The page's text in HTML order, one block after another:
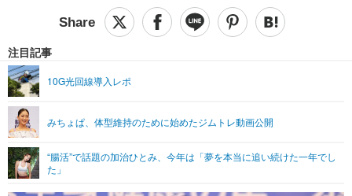
ショッピング その他
エンタメTOP 映画・ドラマ
グラビア ブログ
ショッピング その他
ライフTOP
リリース一覧
プッシュ通知の停止方法
注目記事
10G光回線導入レポ
みちょぱ、体型維持のために始めたジムトレ動画公開
“腸活”で話題の加治ひとみ、今年は「夢を本当に追い続けた一年でし
た」